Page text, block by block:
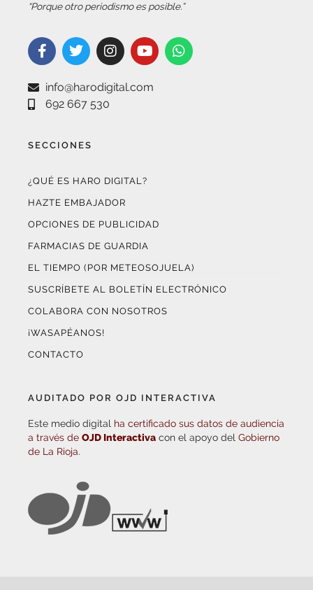
“Porque otro periodismo es posible.”
info@harodigital.com
692 667 530
SECCIONES
¿QUÉ ES HARO DIGITAL?
HAZTE EMBAJADOR
OPCIONES DE PUBLICIDAD
FARMACIAS DE GUARDIA
EL TIEMPO (POR METEOSOJUELA)
SUSCRÍBETE AL BOLETÍN ELECTRÓNICO
COLABORA CON NOSOTROS
¡WASAPÉANOS!
CONTACTO
AUDITADO POR OJD INTERACTIVA
Este medio digital ha certificado sus datos de audiencia
a través de OJD Interactiva con el apoyo del Gobierno
de La Rioja.